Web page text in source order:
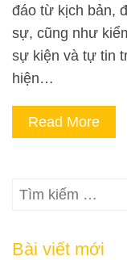
đáo từ kịch bản,
sự, cũng như
sự kiện và tự tin
hiện…
Read More
Tìm
Bài viết mới